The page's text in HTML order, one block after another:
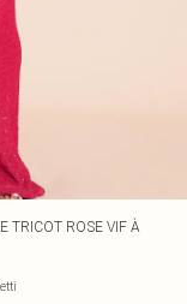
TRICOT ROSE VIF À